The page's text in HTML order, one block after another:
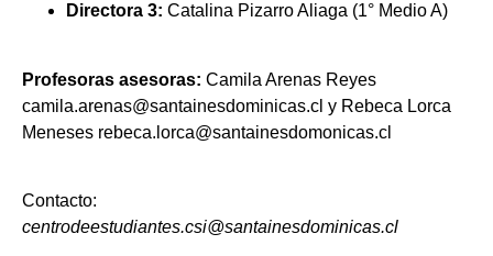
Directora 3: Catalina Pizarro Aliaga (1° Medio A)
Profesoras asesoras: Camila Arenas Reyes
camila.arenas@santainesdominicas.cl y Rebeca Lorca
Meneses rebeca.lorca@santainesdomonicas.cl
Contacto:
centrodeestudiantes.csi@santainesdominicas.cl